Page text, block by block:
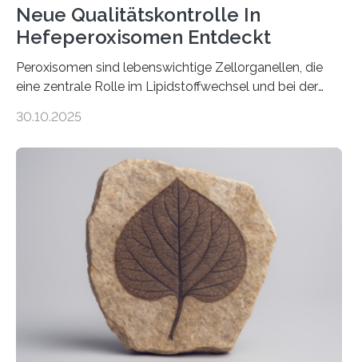
Neue Qualitätskontrolle In
Hefeperoxisomen Entdeckt
Peroxisomen sind lebenswichtige Zellorganellen, die
eine zentrale Rolle im Lipidstoffwechsel und bei der
erfüllen können, müssen zahlreiche Enzyme präzise in
der Ruhr-Universität Bochum um Prof. Dr. Ralf Erdmann
und Dr. Ismaila Francis Yusuf hat nun einen bislang
unbekannten Qualitätskontrollmechanismus des
peroxisomalen Proteintransports in der Bäckerhefe
Saccharomyces cerevisiae entdeckt, der für die
Funktionsfähigkeit der Organellen entscheidend ist. Die
Studie wurde am 28. Oktober 2025 in der
Fachzeitschrift…
30.10.2025